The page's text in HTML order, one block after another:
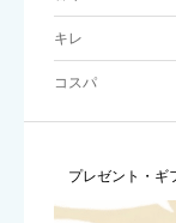
キレ
コスパ
プレゼント・ギ